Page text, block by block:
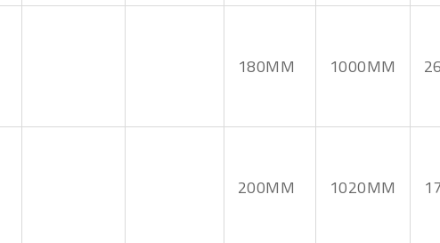
180MM 1000MM
200MM 1020MM